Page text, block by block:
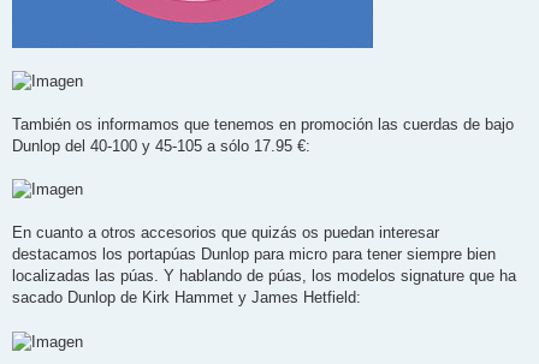
También os informamos que tenemos en promoción las cuerdas de bajo
Dunlop del 40-100 y 45-105 a sólo 17.95 €:
En cuanto a otros accesorios que quizás os puedan interesar
destacamos los portapúas Dunlop para micro para tener siempre bien
localizadas las púas. Y hablando de púas, los modelos signature que ha
sacado Dunlop de Kirk Hammet y James Hetfield: